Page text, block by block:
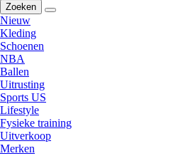
Zoeken
Nieuw
Kleding
Schoenen
NBA
Ballen
Uitrusting
Sports US
Lifestyle
Fysieke training
Uitverkoop
Merken